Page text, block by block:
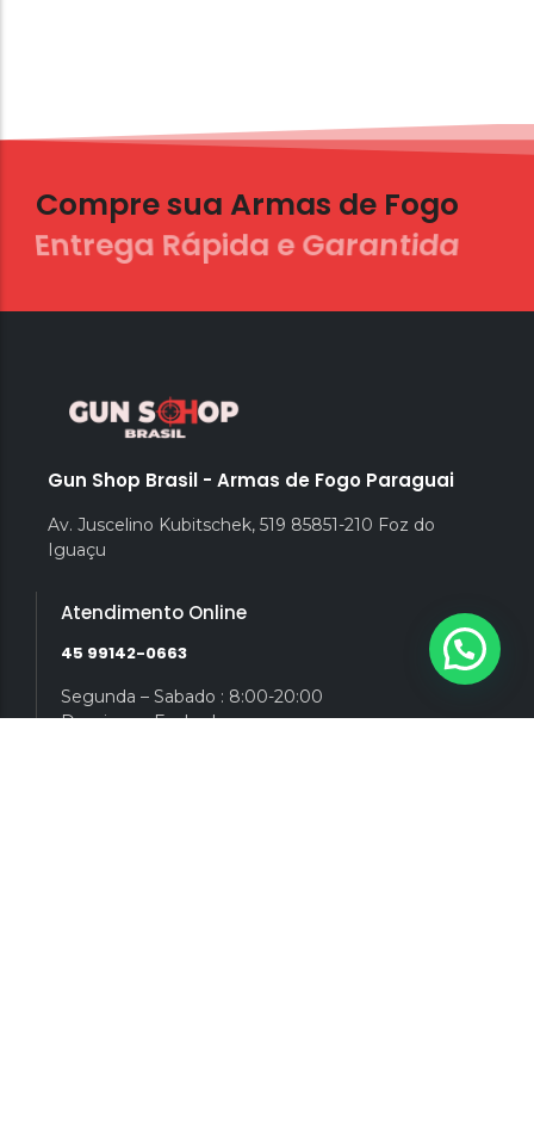
Compre sua Armas de Fogo
Peça Agora
Gun Shop Brasil - Armas de Fogo Paraguai
Av. Juscelino Kubitschek, 519 85851-210 Foz do
Iguaçu
Atendimento Online
45 99142-0663
Segunda – Sabado : 8:00-20:00
Domingo : Fechado